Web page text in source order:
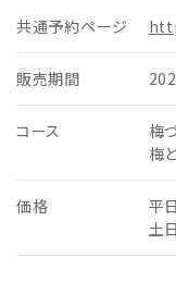
共通予約ページ
販売期間
コース
梅
梅
価格 平
土